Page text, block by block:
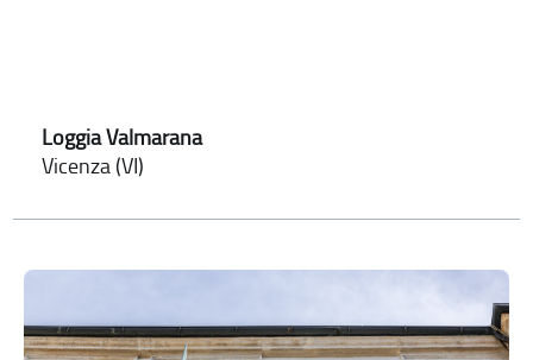
Loggia Valmarana
Vicenza (VI)